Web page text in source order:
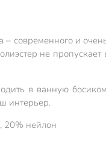
– современного и
не
в ванную
интерьер.
20% нейлон